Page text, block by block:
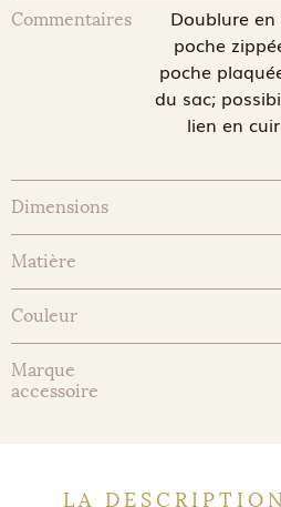
Commentaires
Doublure
poche
poche
du sac;
lien en
Dimensions
Matière
Couleur
Marque
accessoire
LA